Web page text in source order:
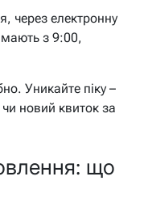
через електронну
з 9:00,
Уникайте піку –
новий квиток за
що